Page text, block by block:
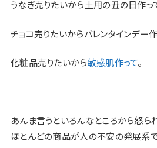
うなぎ売りたいから土用の丑の日作っ
チョコ売りたいからバレンタインデー作
化粧品売りたいから敏感肌作って。
あんま言うといろんなところから怒ら
ほとんどの商品が人の不安の発展系で